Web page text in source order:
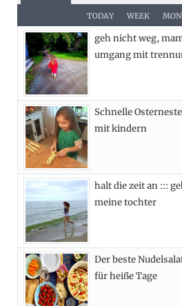
e
b
k
w
i
e
t
a
a
TODAY WEEK
geh nicht weg,
umgang mit
Schnelle
mit kindern
halt die zeit an :::
meine tochter
Der beste
für heiße Tage